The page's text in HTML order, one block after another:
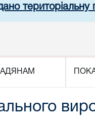
територіальну